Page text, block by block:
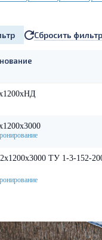
Сбросить фильтр
ТУ 1-3-152-